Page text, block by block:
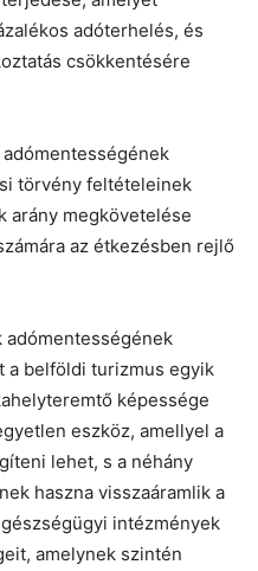
adóterhelés, és
csökkentésére
törvény feltételeinek
arány megkövetelése
az étkezésben rejlő
adómentességének
a belföldi turizmus egyik
képessége
eszköz, amellyel a
lehet, s a néhány
haszna visszaáramlik a
intézmények
amelynek szintén